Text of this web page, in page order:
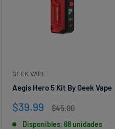
GEEK VAPE
Aegis Hero 5 Kit By Geek Vape
Precio
$39.99
Precio
$45.00
Disponibles, 68 unidades